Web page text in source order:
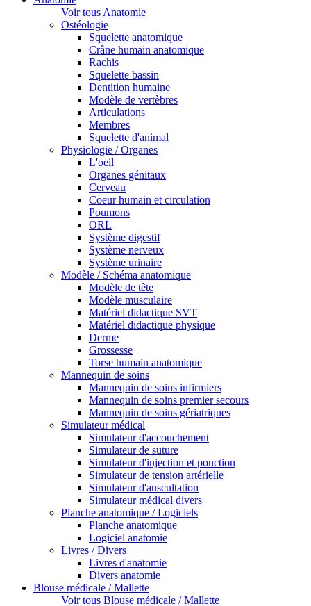
Voir tous Anatomie
Ostéologie
Squelette anatomique
Crâne humain anatomique
Rachis
Squelette bassin
Dentition humaine
Modèle de vertèbres
Articulations
Membres
Squelette d'animal
Physiologie / Organes
L'oeil
Organes génitaux
Cerveau
Coeur humain et circulation
Poumons
ORL
Système digestif
Système nerveux
Système urinaire
Modèle / Schéma anatomique
Modèle de tête
Modèle musculaire
Matériel didactique SVT
Matériel didactique physique
Derme
Grossesse
Torse humain anatomique
Mannequin de soins
Mannequin de soins infirmiers
Mannequin de soins premier secours
Mannequin de soins gériatriques
Simulateur médical
Simulateur d'accouchement
Simulateur de suture
Simulateur d'injection et ponction
Simulateur de tension artérielle
Simulateur d'auscultation
Simulateur médical divers
Planche anatomique / Logiciels
Planche anatomique
Logiciel anatomie
Livres / Divers
Livres d'anatomie
Divers anatomie
Blouse médicale / Mallette
Voir tous Blouse médicale / Mallette